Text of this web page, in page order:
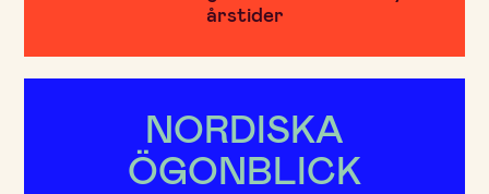
årstider
NORDISKA
ÖGONBLICK